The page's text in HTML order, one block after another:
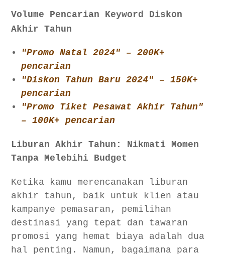
Volume Pencarian Keyword Diskon
Akhir Tahun
"Promo Natal 2024" – 200K+
pencarian
"Diskon Tahun Baru 2024" – 150K+
pencarian
"Promo Tiket Pesawat Akhir Tahun"
– 100K+ pencarian
Liburan Akhir Tahun: Nikmati Momen
Tanpa Melebihi Budget
Ketika kamu merencanakan liburan
akhir tahun, baik untuk klien atau
kampanye pemasaran, pemilihan
destinasi yang tepat dan tawaran
promosi yang hemat biaya adalah dua
hal penting. Namun, bagaimana para